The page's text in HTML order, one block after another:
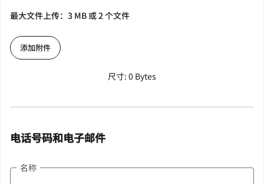
最大文件上传：3 MB 或 2 个文件
添加附件
尺寸: 0 Bytes
电话号码和电子邮件
名称